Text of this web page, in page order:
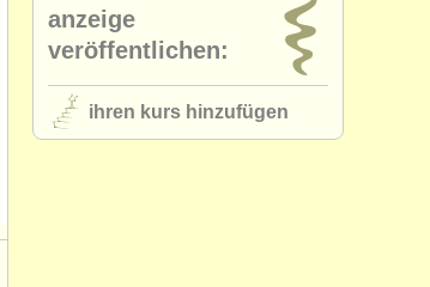
anzeige
veröffentlichen:
ihren kurs hinzufügen